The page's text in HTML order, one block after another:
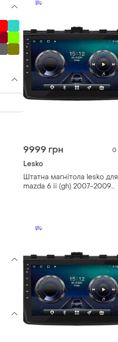
9999 грн 0
Lesko
Штатна магнітола lesko для
mazda 6 ii (gh) 2007-2009